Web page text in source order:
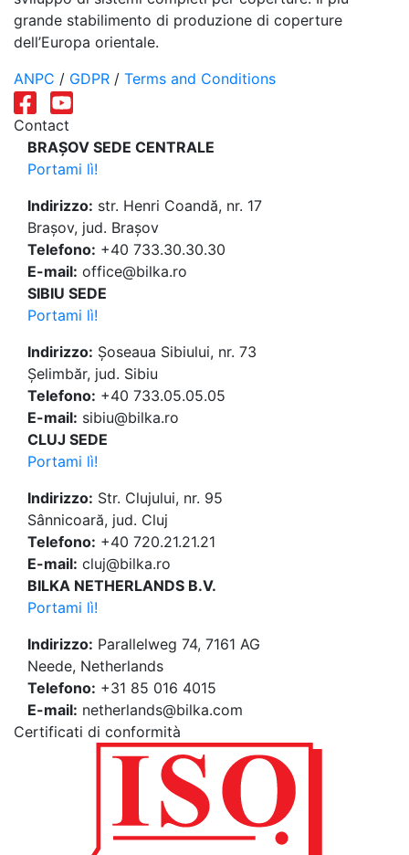
grande stabilimento di produzione di coperture
dell’Europa orientale.
ANPC / GDPR / Terms and Conditions
Contact
BRAȘOV SEDE CENTRALE
Portami lì!
Indirizzo: str. Henri Coandă, nr. 17
Brașov, jud. Brașov
Telefono: +40 733.30.30.30
E-mail: office@bilka.ro
SIBIU SEDE
Portami lì!
Indirizzo: Șoseaua Sibiului, nr. 73
Șelimbăr, jud. Sibiu
Telefono: +40 733.05.05.05
E-mail: sibiu@bilka.ro
CLUJ SEDE
Portami lì!
Indirizzo: Str. Clujului, nr. 95
Sânnicoară, jud. Cluj
Telefono: +40 720.21.21.21
E-mail: cluj@bilka.ro
BILKA NETHERLANDS B.V.
Portami lì!
Indirizzo: Parallelweg 74, 7161 AG
Neede, Netherlands
Telefono: +31 85 016 4015
E-mail: netherlands@bilka.com
Certificati di conformità